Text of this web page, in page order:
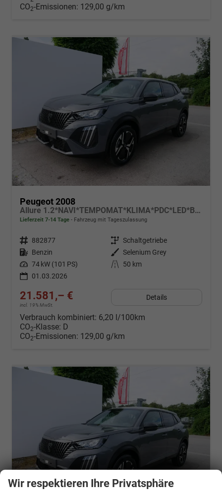
CO2-Emissionen: 129,00 g/km
Peugeot 2008
Allure 1.2*NAVI*TEMPOMAT*KLIMA*PDC*LED*BLUETOOTH*FRONT-ASSIST*17-ZOLL
Lieferzeit 7-14 Tage Fahrzeug mit Tageszulassung
Fahrzeugnr. 882877 Getriebe Schaltgetriebe
Kraftstoff Benzin Außenfarbe Selenium Grey
Leistung 74 kW (101 PS) Kilometerstand
50 km
01.03.2026
21.581,– €
incl. 19% MwSt.
Details
Verbrauch kombiniert: 6,20 l/100km
CO2-Klasse: D
CO2-Emissionen: 129,00 g/km
Wir respektieren Ihre Privatsphäre